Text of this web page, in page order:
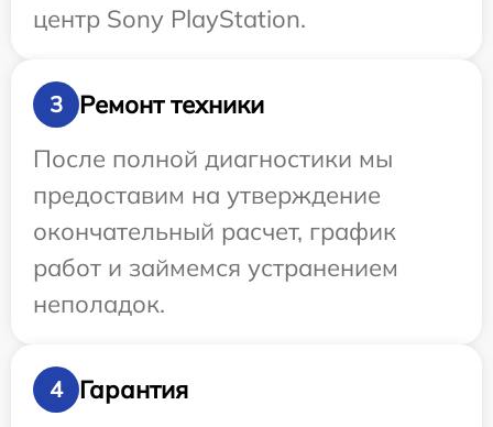
центр Sony PlayStation.
3
Ремонт техники
После полной диагностики мы
предоставим на утверждение
окончательный расчет, график
работ и займемся устранением
неполадок.
4
Гарантия